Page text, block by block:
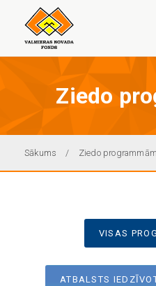
galveno
saturu
Ziedo
Sākums
Ziedo programmām
VISAS
ATBALSTS